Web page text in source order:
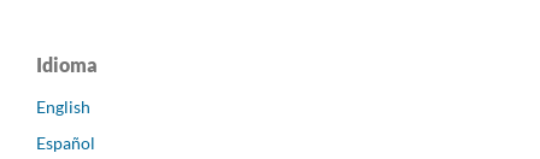
Idioma
English
Español